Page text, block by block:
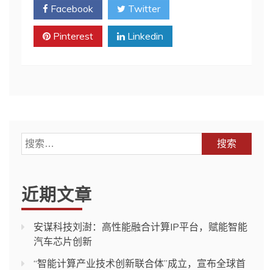
Facebook Twitter
Pinterest Linkedin
搜
索：
近期文章
安谋科技刘澍：高性能融合计算IP平台，赋能智能
汽车芯片创新
“智能计算产业技术创新联合体”成立，宣布全球首